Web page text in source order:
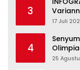
3
17 Juli
4
25